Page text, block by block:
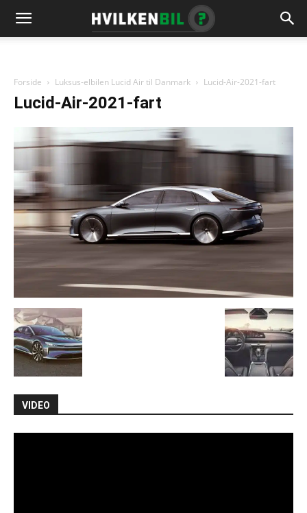
Forside Luksus-elbilen Lucid Air til Danmark Lucid-Air-2021-fart
Lucid-Air-2021-fart
VIDEO